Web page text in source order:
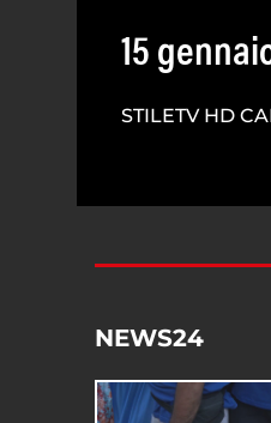
15
STILETV HD
NEWS24